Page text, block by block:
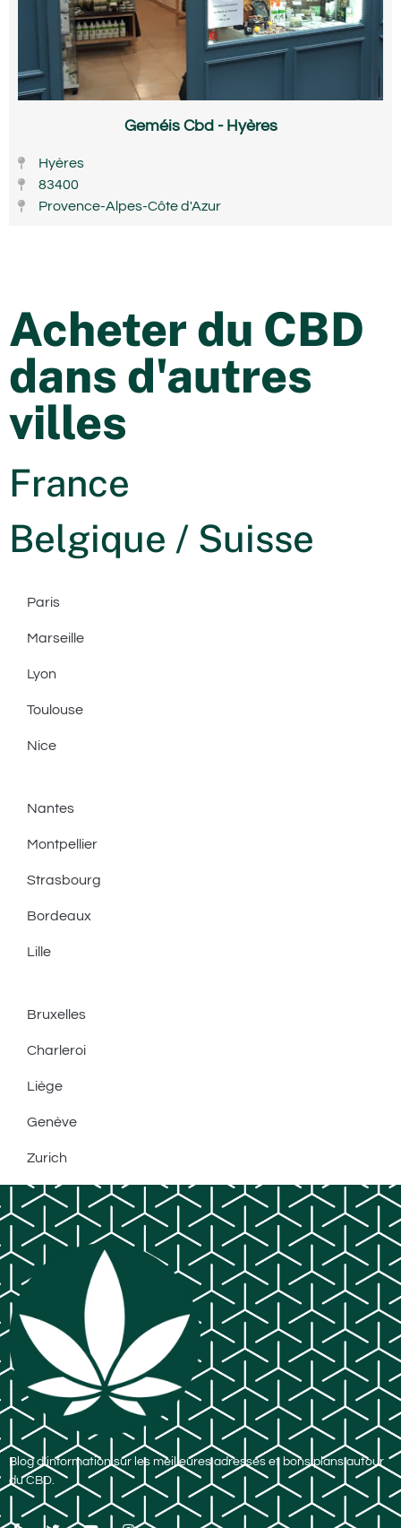
Geméis Cbd - Hyères
Hyères
83400
Provence-Alpes-Côte d'Azur
Acheter du CBD
dans d'autres
villes
France
Belgique / Suisse
Paris
Marseille
Lyon
Toulouse
Nice
Nantes
Montpellier
Strasbourg
Bordeaux
Lille
Bruxelles
Charleroi
Liège
Genève
Zurich
Blog d’information sur les meilleures adresses et bons plans autour
du CBD.